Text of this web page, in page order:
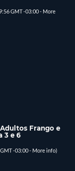
GMT -03:00 - More
Frango e
3 e 6
-03:00 - More info)